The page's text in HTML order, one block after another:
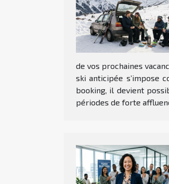
de vos prochaines
ski anticipée s’impose
booking, il devient
périodes de forte